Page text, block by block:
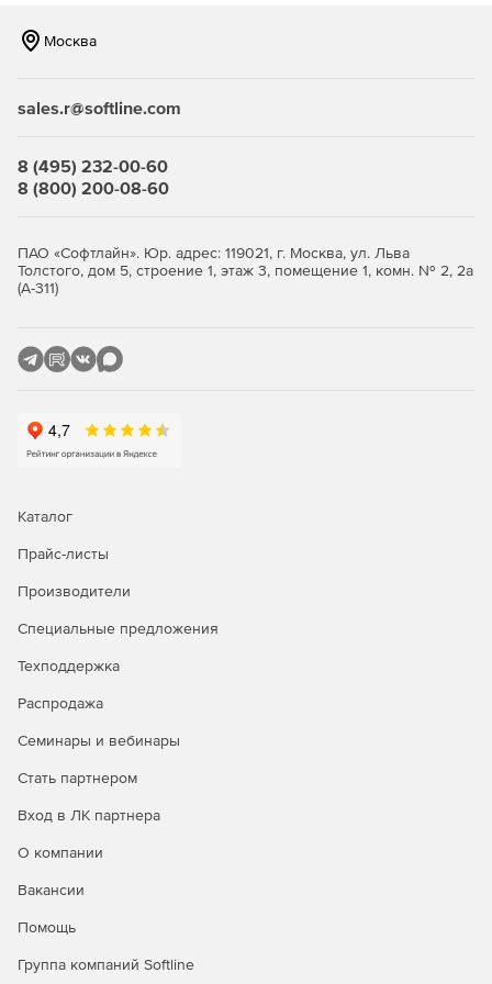
Восстановление клонированием
Размещение второй копии во внешней сети
Шифрование AES для внешних копий
Восстановление копий на другой хост
копирования в «песочнице»
хост
Редакция Максимальная Плюс включает возможности
Облачная панель управления
Резервное копирование в MS Azure
Москва
sales.r@softline.com
8 (495) 232-00-60
8 (800) 200-08-60
ПАО «Софтлайн». Юр. адрес: 119021, г. Москва, ул. Льва
Толстого, дом 5, строение 1, этаж 3, помещение 1, комн. № 2, 2а
(А-311)
Каталог
Прайс-листы
Производители
Специальные предложения
Техподдержка
Распродажа
Семинары и вебинары
Стать партнером
Вход в ЛК партнера
О компании
Вакансии
Помощь
Группа компаний Softline